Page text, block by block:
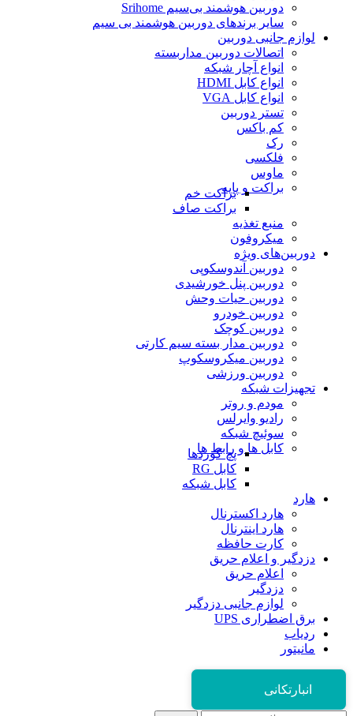
دوربین هوشمند بی‌سیم Srihome
سایر برندهای دوربین هوشمند بی سیم
لوازم جانبی دوربین
اتصالات دوربین مداربسته
انواع آچار شبکه
انواع کابل HDMI
انواع کابل VGA
تستر دوربین
کم باکس
رک
فلکسی
ماوس
براکت و پایهبراکت خم
براکت صاف
منبع تغذیه
میکروفون
دوربین‌های ویژه
دوربین آندوسکوپی
دوربین پنل خورشیدی
دوربین حیات وحش
دوربین خودرو
دوربین کوچک
دوربین مدار بسته سیم کارتی
دوربین میکروسکوپ
دوربین ورزشی
تجهیزات شبکه
مودم و روتر
رادیو وایرلس
سوئیچ شبکه
کابل ها و رابط ها
پچ کوردها
کابل RG
کابل شبکه
هارد
هارد اکسترنال
هارد اینترنال
کارت حافظه
دزدگیر و اعلام حریق
اعلام حریق
دزدگیر
لوازم جانبی دزدگیر
برق اضطراری UPS
ردیاب
مانیتور
انبارتکانی